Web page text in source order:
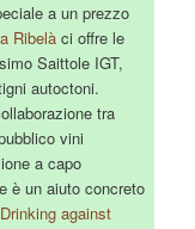
a un prezzo
Ribelà ci offre le
Saittole IGT,
autoctoni.
tra
vini
a capo
è un aiuto concreto
Drinking against